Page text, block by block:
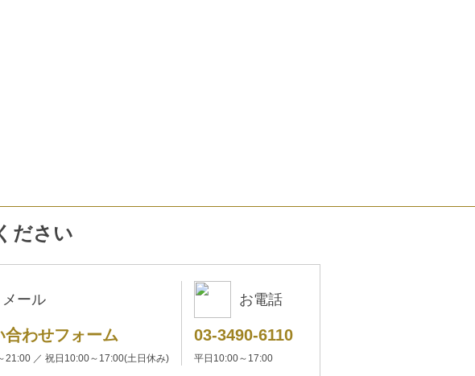
ださい
メール
合わせフォーム
21:00 ／ 祝日10:00～17:00(土日休み)
お電話
03-3490-6110
平日10:00～17:00